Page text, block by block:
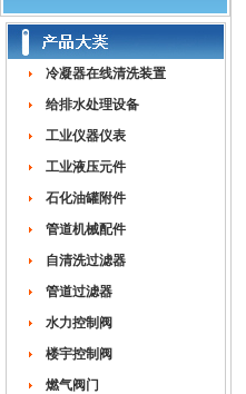
冷凝器在线清洗装置
给排水处理设备
工业仪器仪表
工业液压元件
石化油罐附件
管道机械配件
自清洗过滤器
管道过滤器
水力控制阀
楼宇控制阀
燃气阀门